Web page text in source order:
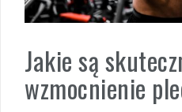
Jakie są
wzmocnienie